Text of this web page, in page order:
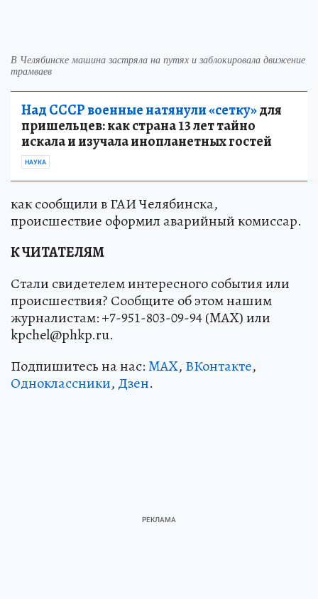
В Челябинске машина застряла на путях и заблокировала движение
трамваев
Над СССР военные натянули «сетку»для
пришельцев: как страна 13 лет тайно
искала и изучала инопланетных гостей
НАУКА
как сообщили в ГАИ Челябинска,
происшествие оформил аварийный комиссар.
К ЧИТАТЕЛЯМ
Стали свидетелем интересного события или
происшествия? Сообщите об этом нашим
журналистам: +7-951-803-09-94 (MAX) или
kpchel@phkp.ru.
Подпишитесь на нас:MAX, ВКонтакте,
Одноклассники, Дзен.